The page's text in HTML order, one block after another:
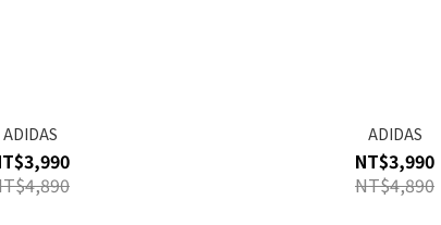
ADIDAS ADIDAS
NT$3,990
NT$4,890